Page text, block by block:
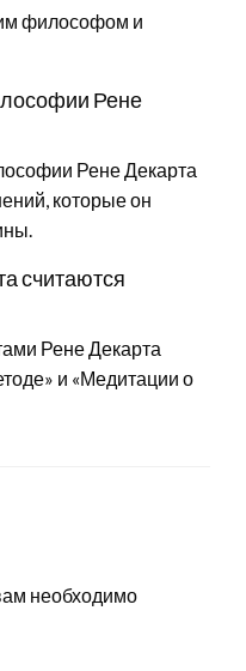
философом и
Рене
Рене Декарта
которые он
считаются
Рене Декарта
и «Медитации о
необходимо